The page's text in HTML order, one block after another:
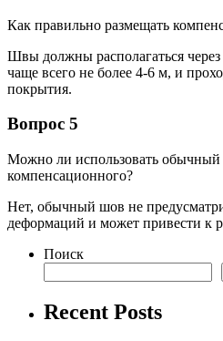
Как правильно размещать
Швы должны располагаться через
чаще всего не более 4-6 м, и
покрытия.
Вопрос 5
Можно ли использовать
компенсационного?
Нет, обычный шов не
деформаций и может привести к
Поиск
Recent Posts